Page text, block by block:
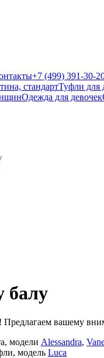
+7 (499) 391-30-
стандартТуфли для
Одежда для девочек
балу
Предлагаем вашему
модели Alessandra,
модель Luca